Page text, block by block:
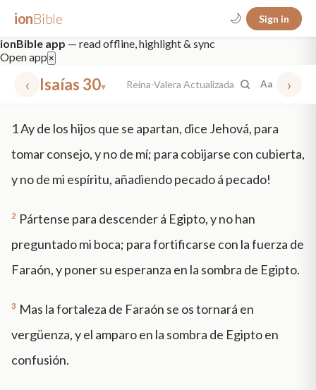
ionBible 🌙 Sign in
ionBible app — read offline, highlight & sync
Open app ×
‹ Isaías 30▾ Reina-Valera Actualizada Aa ›
nt faith "peace that passeth" grace -law
1Ay de los hijos que se apartan, dice Jehová, para
tomar consejo, y no de mí; para cobijarse con cubierta,
y no de mi espíritu, añadiendo pecado á pecado!
2 Pártense para descender á Egipto, y no han
preguntado mi boca; para fortificarse con la fuerza de
Faraón, y poner su esperanza en la sombra de Egipto.
3 Mas la fortaleza de Faraón se os tornará en
vergüenza, y el amparo en la sombra de Egipto en
confusión.